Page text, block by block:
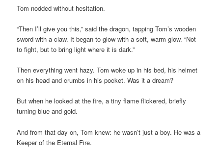
Tom nodded without hesitation.
“Then I’ll give you this,” said the dragon, tapping Tom’s wooden
sword with a claw. It began to glow with a soft, warm glow. “Not
to fight, but to bring light where it is dark.”
Then everything went hazy. Tom woke up in his bed, his helmet
on his head and crumbs in his pocket. Was it a dream?
But when he looked at the fire, a tiny flame flickered, briefly
turning blue and gold.
And from that day on, Tom knew: he wasn’t just a boy. He was a
Keeper of the Eternal Fire.